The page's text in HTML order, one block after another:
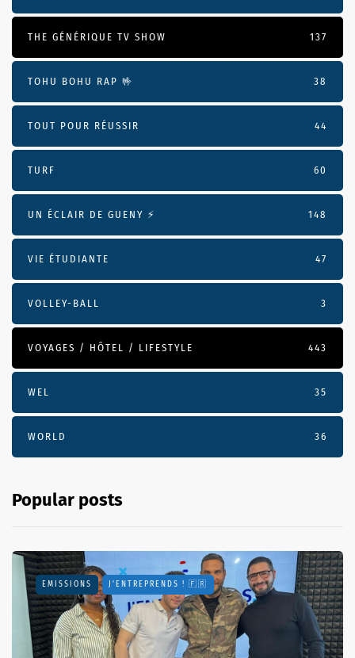
THE GÉNÉRIQUE TV SHOW 137
TOHU BOHU RAP 🤟 38
TOUT POUR RÉUSSIR 44
TURF 60
UN ÉCLAIR DE GUENY ⚡️ 148
VIE ÉTUDIANTE 47
VOLLEY-BALL 3
VOYAGES / HÔTEL / LIFESTYLE 443
WEL 35
WORLD 36
Popular posts
EMISSIONS J'ENTREPRENDS ! 🇫🇷